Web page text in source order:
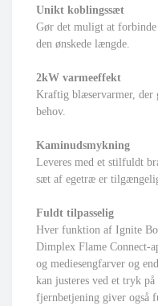
Unikt koblingssæt
Gør det muligt at forbinde
den ønskede længde.
2kW varmeeffekt
Kraftig blæservarmer, der
behov.
Kaminudsmykning
Leveres med et stilfuldt
sæt af egetræ er
Fuldt tilpasselig
Hver funktion af Ignite
Dimplex Flame Connect-
og mediesengfarver og
kan justeres ved et tryk
fjernbetjening giver også